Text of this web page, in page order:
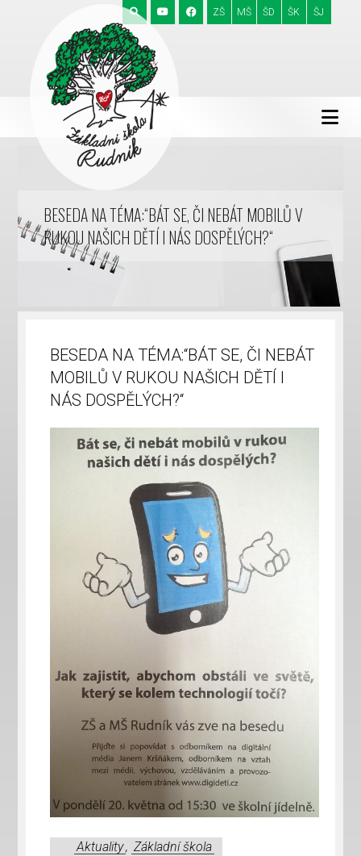
ZŠ MŠ ŠD ŠK ŠJ
BESEDA NA TÉMA:“BÁT SE, ČI NEBÁT MOBILŮ V
RUKOU NAŠICH DĚTÍ I NÁS DOSPĚLÝCH?“
BESEDA NA TÉMA:“BÁT SE, ČI NEBÁT
MOBILŮ V RUKOU NAŠICH DĚTÍ I
NÁS DOSPĚLÝCH?“
Aktuality, Základní škola